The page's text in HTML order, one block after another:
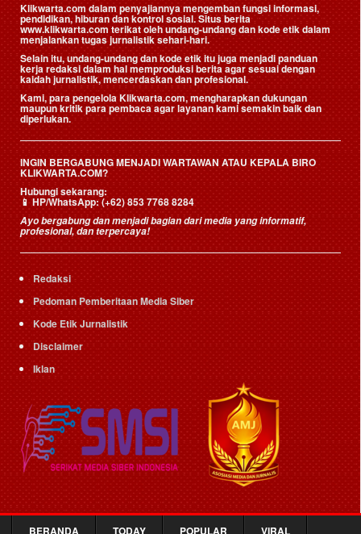
Klikwarta.com dalam penyajiannya mengemban fungsi informasi,
pendidikan, hiburan dan kontrol sosial. Situs berita
www.klikwarta.com terikat oleh undang-undang dan kode etik dalam
menjalankan tugas jurnalistik sehari-hari.
Selain itu, undang-undang dan kode etik itu juga menjadi panduan
kerja redaksi dalam hal memproduksi berita agar sesuai dengan
kaidah jurnalistik, mencerdaskan dan profesional.
Kami, para pengelola Klikwarta.com, mengharapkan dukungan
maupun kritik para pembaca agar layanan kami semakin baik dan
diperlukan.
INGIN BERGABUNG MENJADI WARTAWAN ATAU KEPALA BIRO
KLIKWARTA.COM?
Hubungi sekarang:
📱HP/WhatsApp:(+62) 853 7768 8284
Ayo bergabung dan menjadi bagian dari media yang informatif,
profesional, dan terpercaya!
Redaksi
Pedoman Pemberitaan Media Siber
Kode Etik Jurnalistik
Disclaimer
Iklan
BERANDA TODAY POPULAR VIRAL